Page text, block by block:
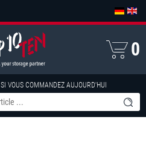
SI VOUS COMMANDEZ AUJOURD'HUI
0